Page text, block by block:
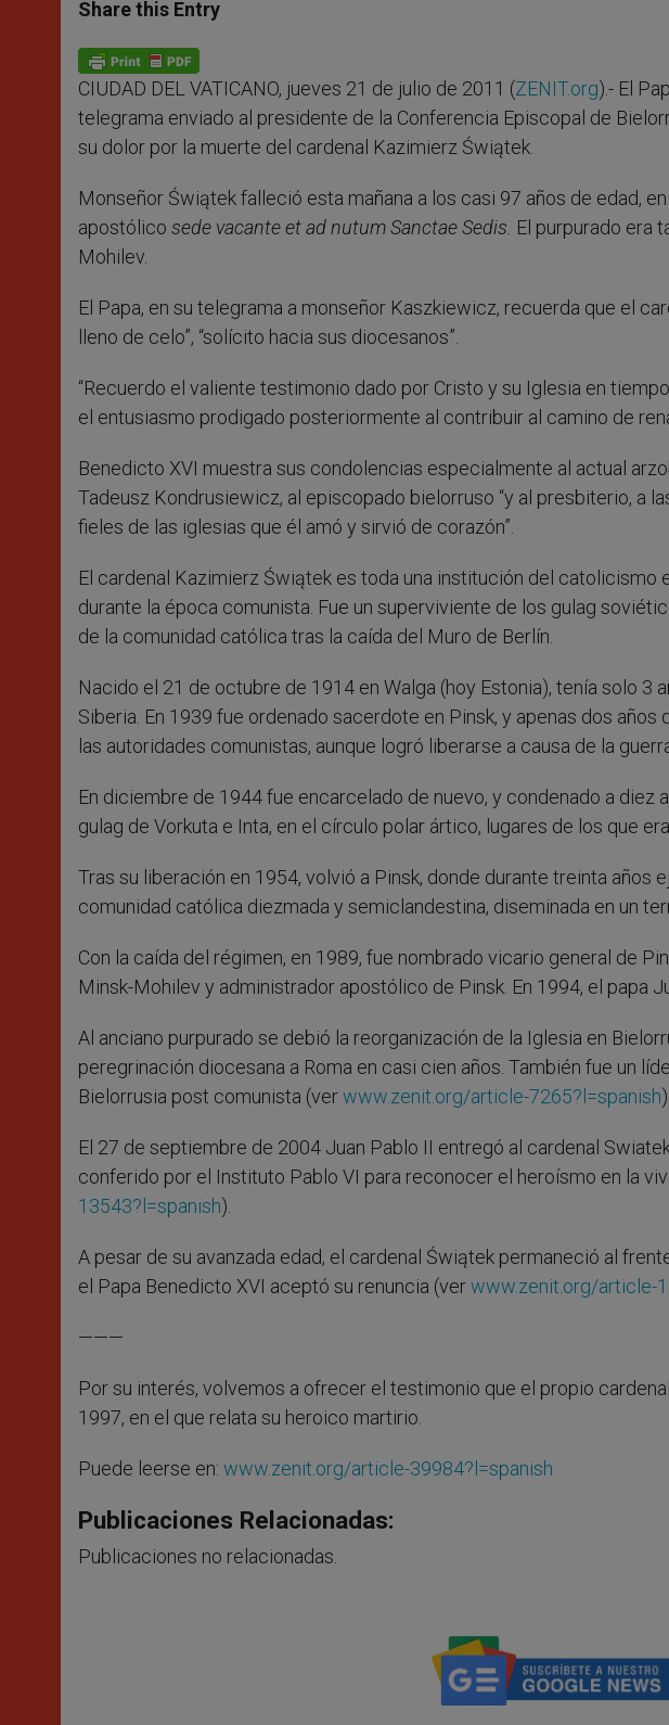
s
p
p
e
g
e
r
b
o
k
Share this Entry
CIUDAD DEL VATICANO, jueves 21 de julio de 2011 (ZENIT.org).- El
telegrama enviado al presidente de la Conferencia Episcopal de
su dolor por la muerte del cardenal Kazimierz Świątek.
Monseñor Świątek falleció esta mañana a los casi 97 años de edad,
apostólico sede vacante et ad nutum Sanctae Sedis. El purpurado era
Mohilev.
El Papa, en su telegrama a monseñor Kaszkiewicz, recuerda que el
lleno de celo”, “solícito hacia sus diocesanos”.
“Recuerdo el valiente testimonio dado por Cristo y su Iglesia en
el entusiasmo prodigado posteriormente al contribuir al camino de
Benedicto XVI muestra sus condolencias especialmente al actual
Tadeusz Kondrusiewicz, al episcopado bielorruso “y al presbiterio, a
fieles de las iglesias que él amó y sirvió de corazón”.
El cardenal Kazimierz Świątek es toda una institución del catolicismo
durante la época comunista. Fue un superviviente de los gulag
de la comunidad católica tras la caída del Muro de Berlín.
Nacido el 21 de octubre de 1914 en Walga (hoy Estonia), tenía solo 3
Siberia. En 1939 fue ordenado sacerdote en Pinsk, y apenas dos
las autoridades comunistas, aunque logró liberarse a causa de la
En diciembre de 1944 fue encarcelado de nuevo, y condenado a diez
gulag de Vorkuta e Inta, en el círculo polar ártico, lugares de los que
Tras su liberación en 1954, volvió a Pinsk, donde durante treinta años
comunidad católica diezmada y semiclandestina, diseminada en un
Con la caída del régimen, en 1989, fue nombrado vicario general de
Minsk-Mohilev y administrador apostólico de Pinsk. En 1994, el papa
Al anciano purpurado se debió la reorganización de la Iglesia en
peregrinación diocesana a Roma en casi cien años. También fue un
Bielorrusia post comunista (verwww.zenit.org/article-7265?l=spanish).
El 27 de septiembre de 2004 Juan Pablo II entregó al cardenal
conferido por el Instituto Pablo VI para reconocer el heroísmo en la
13543?l=spanish).
A pesar de su avanzada edad, el cardenal Świątek permaneció al
el Papa Benedicto XVI aceptó su renuncia (verwww.zenit.org/article-
———
Por su interés, volvemos a ofrecer el testimonio que el propio
1997, en el que relata su heroico martirio.
Puede leerse en: www.zenit.org/article-39984?l=spanish
Publicaciones Relacionadas:
Publicaciones no relacionadas.